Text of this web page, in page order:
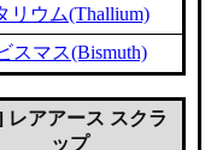
リウム(Thallium)
スマス(Bismuth)
レアアース スクラ
ップ